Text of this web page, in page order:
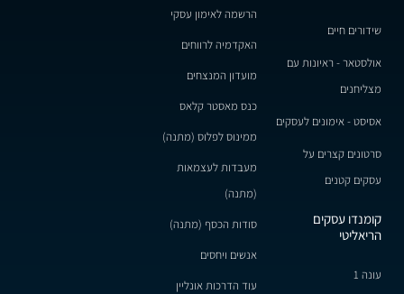
שידורים חיים
אולסטאר - ראיונות עם
מצליחנים
אסיסט - אימונים לעסקים
סרטונים קצרים על
עסקים קטנים
קומנדו עסקים
הריאליטי
עונה 1
הרשמה לאימון עסקי
האקדמיה לרווחים
מועדון המנצחים
כנס מאסטר קלאס
ממינוס לפלוס (מתנה)
מעבדות לעצמאות
(מתנה)
סודות הכסף (מתנה)
אנשים ויחסים
עוד הדרכות אונליין